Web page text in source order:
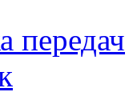
передач